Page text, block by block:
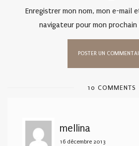
Enregistrer mon nom, mon e-mail
navigateur pour mon
10 COMMENTS
mellina
16 décembre 2013